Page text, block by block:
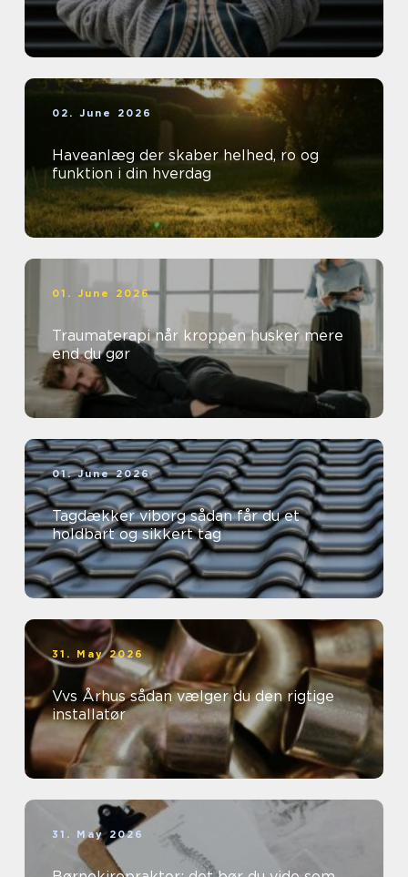
02. June 2026
Haveanlæg der skaber helhed, ro og
funktion i din hverdag
01. June 2026
Traumaterapi når kroppen husker mere
end du gør
01. June 2026
Tagdækker viborg sådan får du et
holdbart og sikkert tag
31. May 2026
Vvs Århus sådan vælger du den rigtige
installatør
31. May 2026